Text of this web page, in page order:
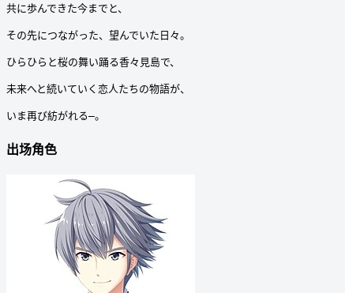
共に歩んできた今までと、
その先につながった、望んでいた日々。
ひらひらと桜の舞い踊る香々見島で、
未来へと続いていく恋人たちの物語が、
いま再び紡がれる―。
出场角色